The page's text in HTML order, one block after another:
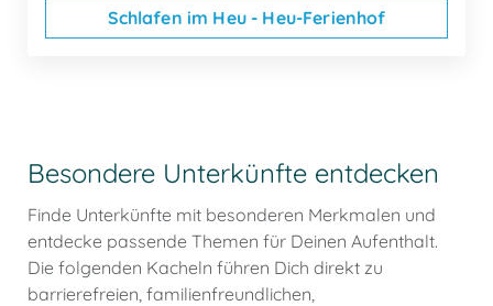
Schlafen im Heu - Heu-Ferienhof
Besondere Unterkünfte entdecken
Finde Unterkünfte mit besonderen Merkmalen und
entdecke passende Themen für Deinen Aufenthalt.
Die folgenden Kacheln führen Dich direkt zu
barrierefreien, familienfreundlichen,